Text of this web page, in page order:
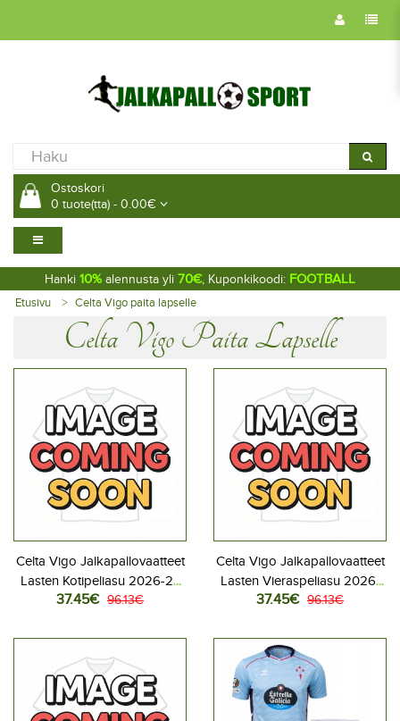
Ostoskori
0 tuote(tta) - 0.00€
Hanki 10% alennusta yli 70€, Kuponkikoodi: FOOTBALL
Etusivu Celta Vigo paita lapselle
Celta Vigo Paita Lapselle
Celta Vigo Jalkapallovaatteet
Lasten Kotipeliasu 2026-27
Lyhythihainen (+ Lyhyet
37.45€ 96.13€
Celta Vigo Jalkapallovaatteet
Lasten Vieraspeliasu 2026-
27 Lyhythihainen (+ Lyhyet
37.45€ 96.13€